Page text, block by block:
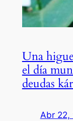
Una
el día
deudas
Abr 22,